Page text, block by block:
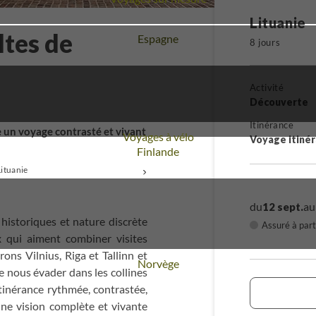
Voyage
Espagne
Voyage
Finlande
Voyage
Norvège
Voyages à vélo
de
un voyage contrasté et vivant
historiques et nature discrète
qui aiment combiner visites
Vilnius, Riga et Tallinn et
évader dans les collines
rythmée, contrastée,
vision complète et vivante
Lituanie
8 jours
Activité
Découverte
Itinérance
Voyage
du12 sept.au
Assuré à